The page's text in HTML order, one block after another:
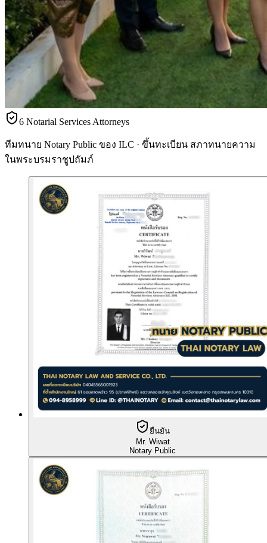
6 Notarial Services Attorneys
ทีมทนาย Notary Public ของ ILC · ขึ้นทะเบียน สภาทนายความ
ในพระบรมราชูปถัมภ์
ยืนยัน
Mr. Wiwat
Notary Public